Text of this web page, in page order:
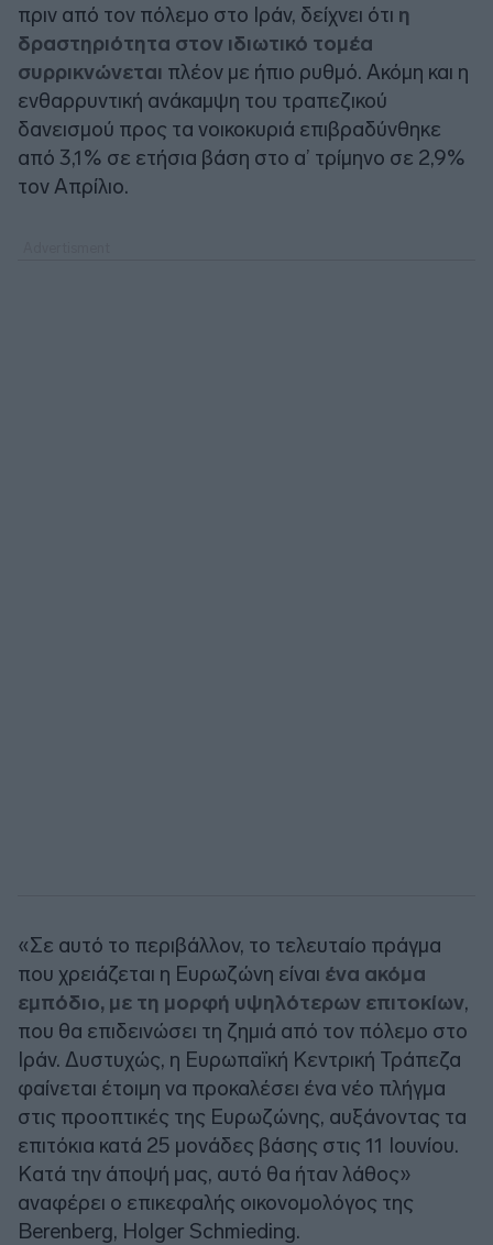
πριν από τον πόλεμο στο Ιράν, δείχνει ότι η
δραστηριότητα στον ιδιωτικό τομέα
συρρικνώνεται πλέον με ήπιο ρυθμό. Ακόμη και η
ενθαρρυντική ανάκαμψη του τραπεζικού
δανεισμού προς τα νοικοκυριά επιβραδύνθηκε
από 3,1% σε ετήσια βάση στο α’ τρίμηνο σε 2,9%
τον Απρίλιο.
«Σε αυτό το περιβάλλον, το τελευταίο πράγμα
που χρειάζεται η Ευρωζώνη είναι ένα ακόμα
εμπόδιο, με τη μορφή υψηλότερων επιτοκίων,
που θα επιδεινώσει τη ζημιά από τον πόλεμο στο
Ιράν. Δυστυχώς, η Ευρωπαϊκή Κεντρική Τράπεζα
φαίνεται έτοιμη να προκαλέσει ένα νέο πλήγμα
στις προοπτικές της Ευρωζώνης, αυξάνοντας τα
επιτόκια κατά 25 μονάδες βάσης στις 11 Ιουνίου.
Κατά την άποψή μας, αυτό θα ήταν λάθος»
αναφέρει ο επικεφαλής οικονομολόγος της
Berenberg, Holger Schmieding.